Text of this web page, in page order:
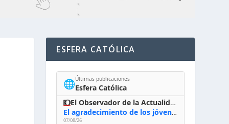
ESFERA CATÓLICA
🌐Últimas publicaciones
Esfera Católica
El Observador de la Actualidad
El agradecimiento de los jóvenes al Papa: «Hoy nos sentimos Iglesia»
07/08/26